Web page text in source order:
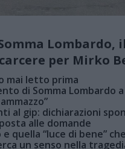
Lombardo,
per Mirko
mai letto prima
di Somma Lombardo a
al gip: dichiarazioni
alle domande
quella “luce di bene” che
un senso nella